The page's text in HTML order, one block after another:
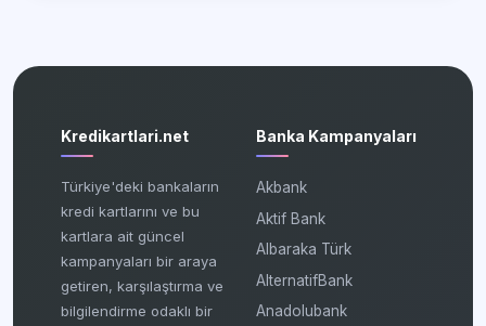
Kredikartlari.net
Türkiye'deki bankaların
kredi kartlarını ve bu
kartlara ait güncel
kampanyaları bir araya
getiren, karşılaştırma ve
bilgilendirme odaklı bir
Banka Kampanyaları
Akbank
Aktif Bank
Albaraka Türk
AlternatifBank
Anadolubank